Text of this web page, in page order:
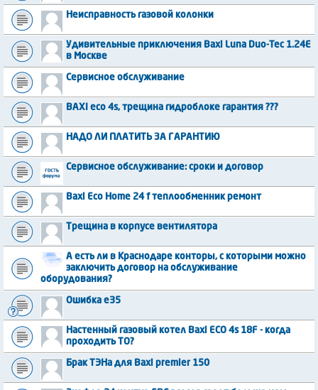
Неисправность газовой колонки
Удивительные приключения Baxi Luna Duo-Tec 1.24E
в Москве
Сервисное обслуживание
BAXI eco 4s, трещина гидроблоке гарантия ???
НАДО ЛИ ПЛАТИТЬ ЗА ГАРАНТИЮ
Сервисное обслуживание: сроки и договор
Baxi Eco Home 24 f теплообменник ремонт
Трещина в корпусе вентилятора
А есть ли в Краснодаре конторы, с которыми можно
заключить договор на обслуживание
оборудования?
Ошибка e35
Настенный газовый котел Baxi ECO 4s 18F - когда
проходить ТО?
Брак ТЭНа для Baxi premier 150